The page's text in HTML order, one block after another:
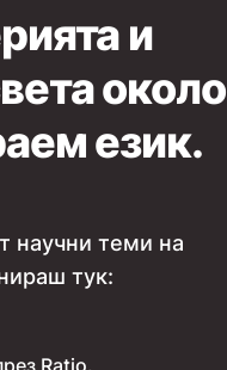
и
около
език.
научни теми на
тук:
Ratio.